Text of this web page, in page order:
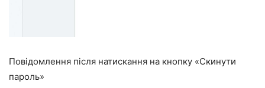
Повідомлення після натискання на кнопку «Скинути
пароль»